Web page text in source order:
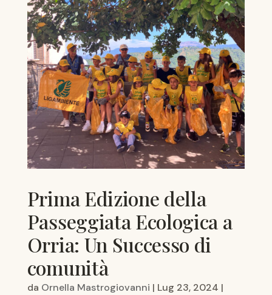
Prima Edizione della
Passeggiata Ecologica a
Orria: Un Successo di
comunità
da Ornella Mastrogiovanni | Lug 23, 2024 |